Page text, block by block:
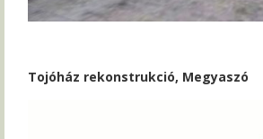
Tojóház rekonstrukció, Megyaszó